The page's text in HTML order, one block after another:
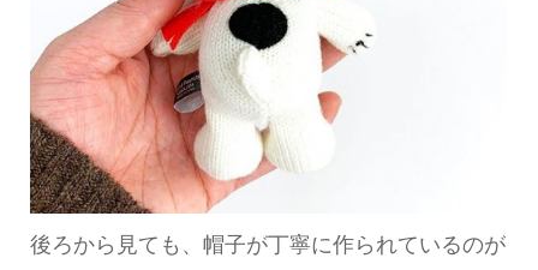
後ろから見ても、帽子が丁寧に作られているのが